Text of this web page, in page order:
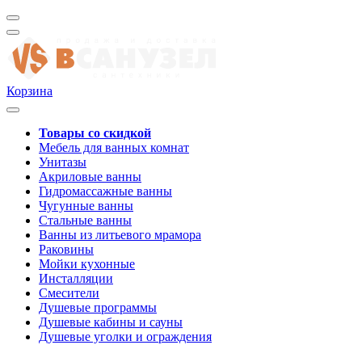
Корзина
Товары со скидкой
Мебель для ванных комнат
Унитазы
Акриловые ванны
Гидромассажные ванны
Чугунные ванны
Стальные ванны
Ванны из литьевого мрамора
Раковины
Мойки кухонные
Инсталляции
Смесители
Душевые программы
Душевые кабины и сауны
Душевые уголки и ограждения